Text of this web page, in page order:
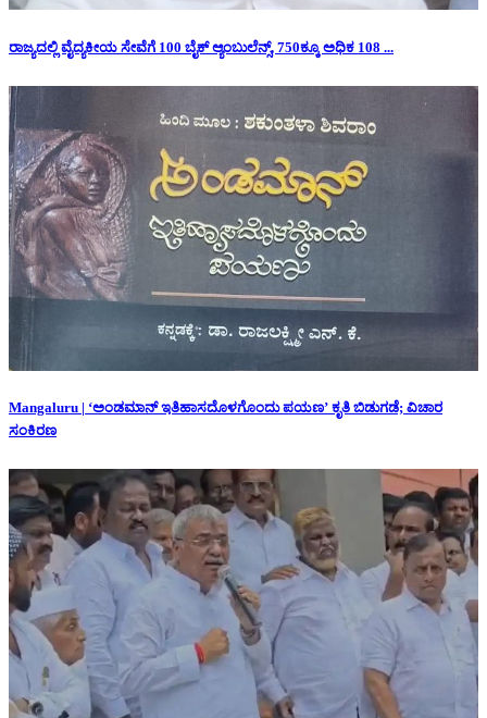
ರಾಜ್ಯದಲ್ಲಿ ವೈದ್ಯಕೀಯ ಸೇವೆಗೆ 100 ಬೈಕ್ ಆ್ಯಂಬುಲೆನ್ಸ್, 750ಕ್ಕೂ ಅಧಿಕ 108 ...
Mangaluru | ‘ಅಂಡಮಾನ್ ಇತಿಹಾಸದೊಳಗೊಂದು ಪಯಣ’ ಕೃತಿ ಬಿಡುಗಡೆ; ವಿಚಾರ
ಸಂಕಿರಣ